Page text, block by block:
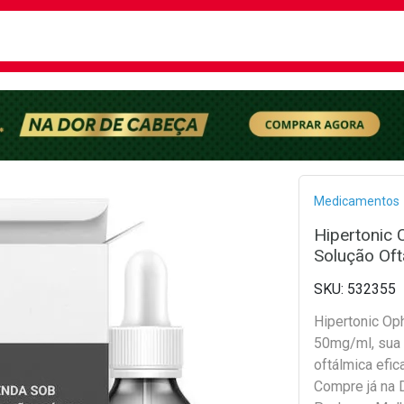
Medicamentos
Hipertonic
Solução
532355
Hipertonic
50mg/ml, sua
oftálmica
Compre já na